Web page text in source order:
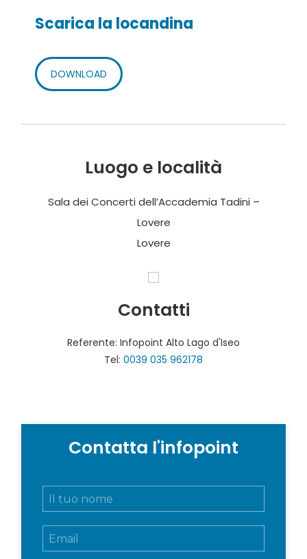
Scarica la locandina
DOWNLOAD
Luogo e località
Sala dei Concerti dell’Accademia Tadini –
Lovere
Lovere
Contatti
Referente: Infopoint Alto Lago d'Iseo
Tel: 0039 035 962178
Contatta l'infopoint
N
E
m